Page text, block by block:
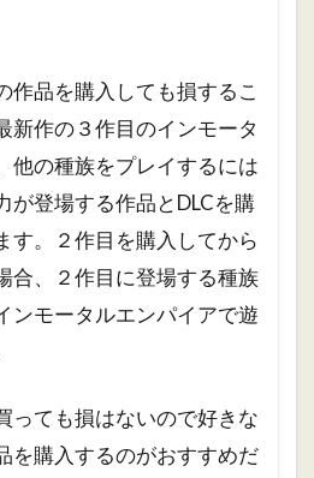
作品を購入しても損するこ
新作の３作目のインモータ
他の種族をプレイするには
が登場する作品とDLCを購
す。２作目を購入してから
合、２作目に登場する種族
ンモータルエンパイアで遊
っても損はないので好きな
を購入するのがおすすめだ